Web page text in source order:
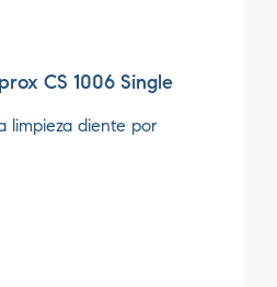
CS 1006 Single
limpieza diente por